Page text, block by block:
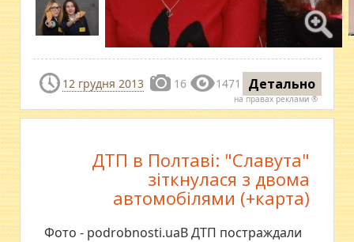
12 грудня 2013 16 1471 Детально
на правах реклами ®
ДТП в Полтаві: "Славута"
зіткнулася з двома
автомобілями (+карта)
Фото - podrobnosti.uaВ ДТП постраждали